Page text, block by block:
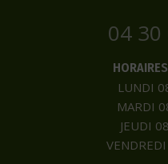
04 30
LUNDI
MARDI
JEUDI